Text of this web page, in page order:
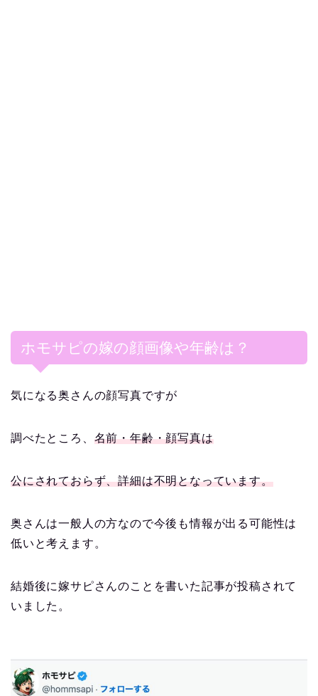
ホモサピの嫁の顔画像や年齢は？
気になる奥さんの顔写真ですが
調べたところ、 名前・年齢・顔写真は
公にされておらず、詳細は不明となっています。
奥さんは一般人の方なので今後も情報が出る可能性は
低いと考えます。
結婚後に嫁サピさんのことを書いた記事が投稿されて
いました。